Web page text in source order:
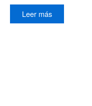
Leer más